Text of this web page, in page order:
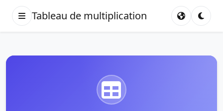
Tableau de multiplication